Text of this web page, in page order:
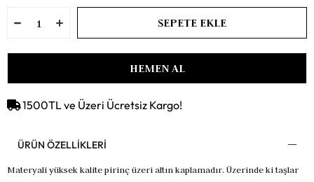
1500TL ve Üzeri Ücretsiz Kargo!
ÜRÜN ÖZELLIKLERI
Materyali yüksek kalite pirinç üzeri altın kaplamadır. Üzerinde ki taşlar